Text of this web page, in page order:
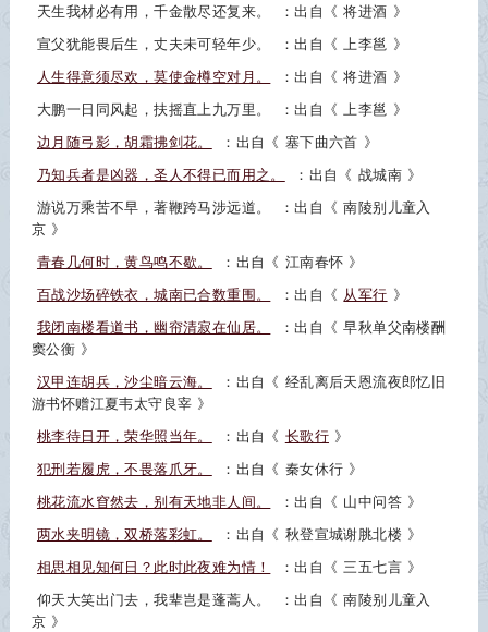
天生我材必有用，千金散尽还复来。
：出自《 将进酒 》
宣父犹能畏后生，丈夫未可轻年少。
：出自《 上李邕 》
人生得意须尽欢，莫使金樽空对月。
：出自《 将进酒 》
大鹏一日同风起，扶摇直上九万里。
：出自《 上李邕 》
边月随弓影，胡霜拂剑花。
：出自《 塞下曲六首 》
乃知兵者是凶器，圣人不得已而用之。
：出自《 战城南 》
游说万乘苦不早，著鞭跨马涉远道。
：出自《 南陵别儿童入
京 》
青春几何时，黄鸟鸣不歇。
：出自《 江南春怀 》
百战沙场碎铁衣，城南已合数重围。
：出自《 从军行 》
我闭南楼看道书，幽帘清寂在仙居。
：出自《 早秋单父南楼酬
窦公衡 》
汉甲连胡兵，沙尘暗云海。
：出自《 经乱离后天恩流夜郎忆旧
游书怀赠江夏韦太守良宰 》
桃李待日开，荣华照当年。
：出自《 长歌行 》
犯刑若履虎，不畏落爪牙。
：出自《 秦女休行 》
桃花流水窅然去，别有天地非人间。
：出自《 山中问答 》
两水夹明镜，双桥落彩虹。
：出自《 秋登宣城谢脁北楼 》
相思相见知何日？此时此夜难为情！
：出自《 三五七言 》
仰天大笑出门去，我辈岂是蓬蒿人。
：出自《 南陵别儿童入
京 》